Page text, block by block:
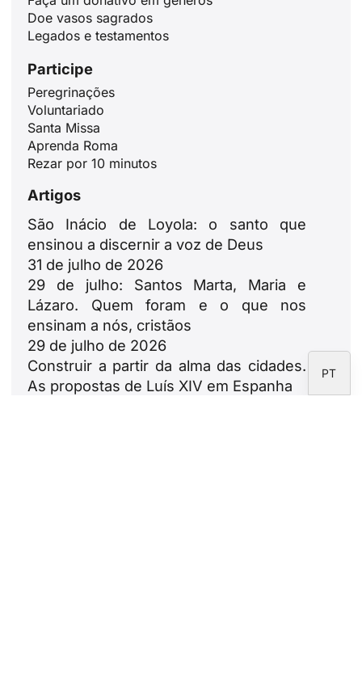
Doe vasos sagrados
Legados e testamentos
Participe
Peregrinações
Voluntariado
Santa Missa
Aprenda Roma
Rezar por 10 minutos
Artigos
São Inácio de Loyola: o santo que
ensinou a discernir a voz de Deus
31 de julho de 2026
29 de julho: Santos Marta, Maria e
Lázaro. Quem foram e o que nos
ensinam a nós, cristãos
29 de julho de 2026
Construir a partir da alma das cidades.
As propostas de Luís XIV em Espanha
PT